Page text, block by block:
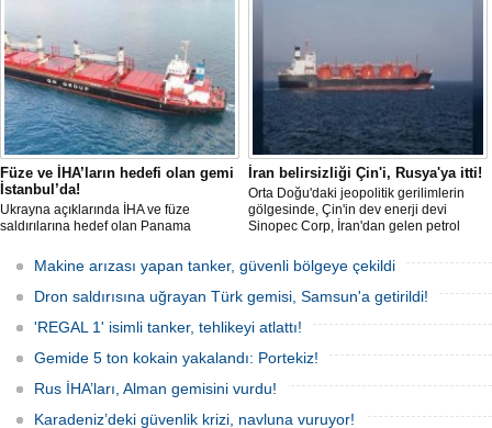
Füze ve İHA’ların hedefi olan gemi
İstanbul’da!
Ukrayna açıklarında İHA ve füze
saldırılarına hedef olan Panama
Zehma’, hasarlı şekilde İstanbul
Boğazı’ndan geçişini tamamladı.
İran belirsizliği Çin'i, Rusya'ya itti!
Orta Doğu'daki jeopolitik gerilimlerin
gölgesinde, Çin'in dev enerji devi
Sinopec Corp, İran'dan gelen petrol
rotasını Rusya'ya çevirdi. Dünyanın en
büyük rafine şirketlerinden biri olan
Sinopec, İran'la yaşanan 'savaş'
bahanesiyle daralan arzı telafi etmek
için Uzak Doğu Rus petrolüne
Makine arızası yapan tanker, güvenli bölgeye çekildi
Dron saldırısına uğrayan Türk gemisi, Samsun'a getirildi!
'REGAL 1' isimli tanker, tehlikeyi atlattı!
Gemide 5 ton kokain yakalandı: Portekiz!
Rus İHA’ları, Alman gemisini vurdu!
Karadeniz’deki güvenlik krizi, navluna vuruyor!
İnsansız cankurtaran
BlueForge
Denizcilik teknolojileri
gösteren, merkezi
ve Ar-Ge faaliyetlerinin
bölümünü ise
BlueForge, ResQR
cankurtaran sistemi